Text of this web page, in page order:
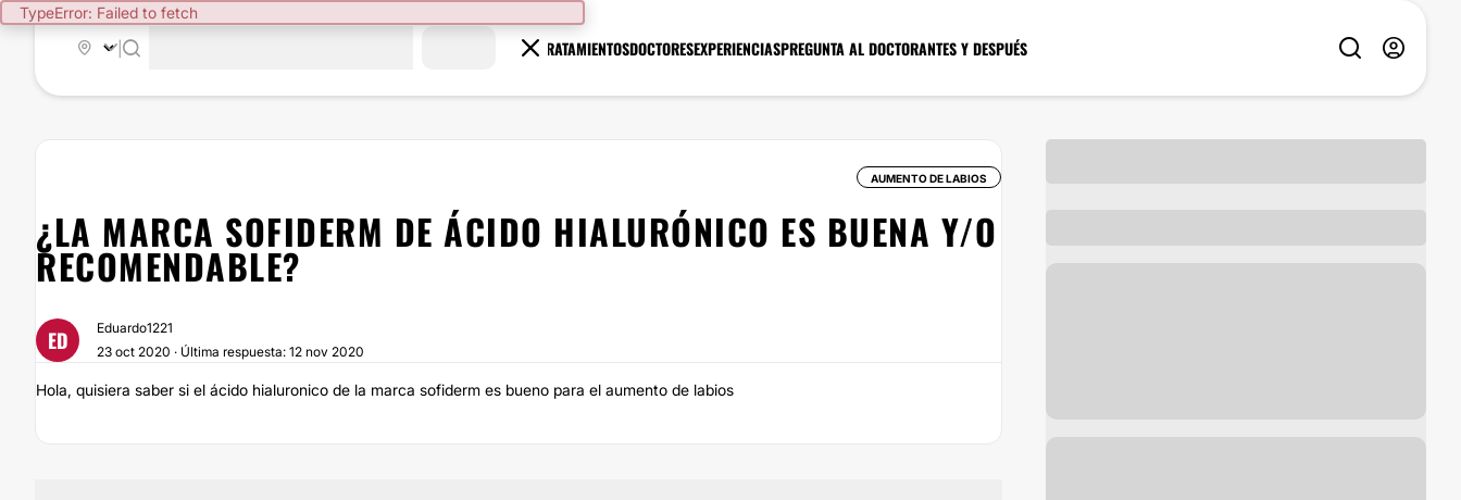
TypeError: Failed to fetch
TRATAMIENTOSDOCTORESEXPERIENCIASPREGUNTA AL DOCTORANTES Y DESPUÉS
AUMENTO DE LABIOS
¿LA MARCA SOFIDERM DE ÁCIDO HIALURÓNICO ES BUENA Y/O
RECOMENDABLE?
ED
Eduardo1221
23 oct 2020 · Última respuesta: 12 nov 2020
Hola, quisiera saber si el ácido hialuronico de la marca sofiderm es bueno para el aumento de labios